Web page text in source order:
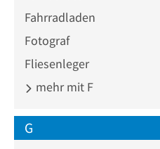
Fahrradladen
Fotograf
Fliesenleger
mehr mit F
G